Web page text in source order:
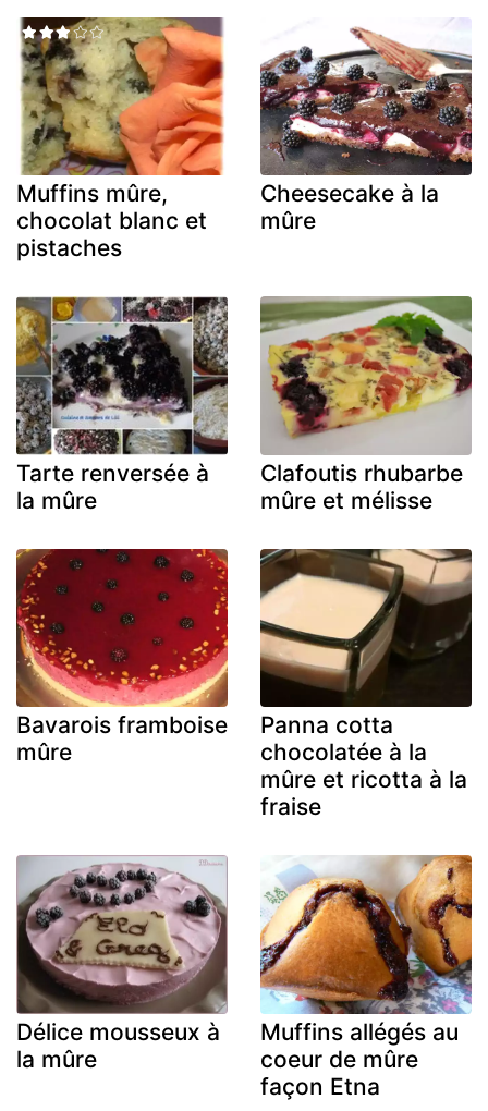
Muffins mûre,
chocolat blanc et
pistaches
Cheesecake à la
mûre
Tarte renversée à
la mûre
Clafoutis rhubarbe
mûre et mélisse
Bavarois framboise
mûre
Panna cotta
chocolatée à la
mûre et ricotta à la
fraise
Délice mousseux à
la mûre
Muffins allégés au
coeur de mûre
façon Etna